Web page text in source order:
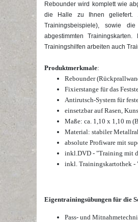
Rebounder wird komplett wie
die Halle zu Ihnen geliefert.
Trainingsbeispiele), sowie
abgestimmten
Trainingshilfen arbeiten auch
Produktmerkmale:
Rebounder
Fixierstange für das
Antirutsch-System für
einsetzbar auf Rasen,
Maße: ca. 1,10 x 1,10 m
Material: stabiler
absolute Profiware mit
inkl.DVD - "Training mit
inkl. Trainingskartothek -
Eigentrainingsübungen für die
Pass- und